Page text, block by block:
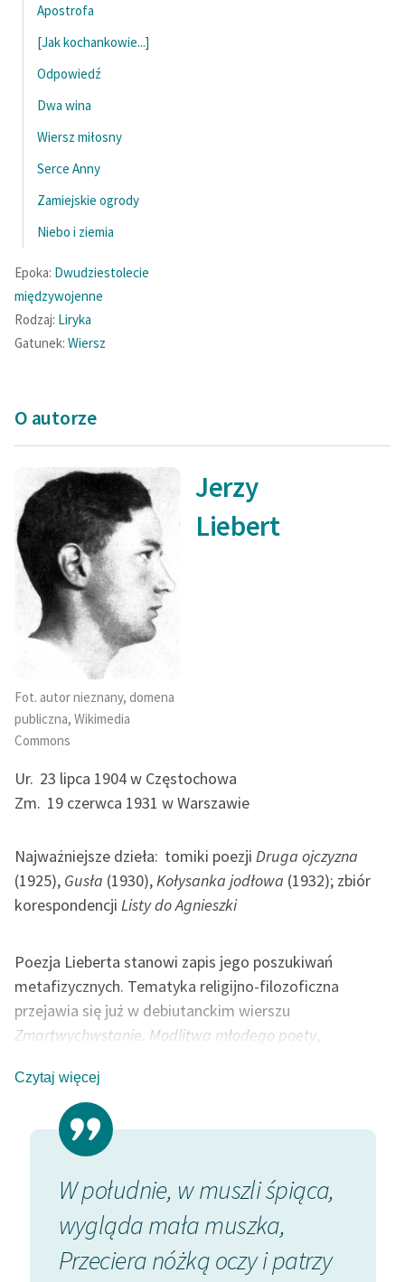
skandynawskiej literatury
feministycznej
Ręce pełne poezji
Kolekcje edukacyjne
twórców przechodzących
lektur szkolnych oraz
Starego Testamentu
Odkurzamy bohaterów
Szkoła Poezji Wolnych
Lektur
O nas
O projekcie
Zespół
Zasady wykorzystania
Wolnych Lektur
Logotypy
Materiały promocyjne
Polityka prywatności
Regulamin biblioteki
Dane fundacji i
sprawozdania finansowe
Regulamin darowizn
Informacja o treściach
Deklaracja dostępności
Apostrofa
[Jak kochankowie...]
Odpowiedź
Dwa wina
Wiersz miłosny
Serce Anny
Zamiejskie ogrody
Niebo i ziemia
Epoka: Dwudziestolecie
międzywojenne
Rodzaj: Liryka
Gatunek: Wiersz
O autorze
Fot. autor nieznany, domena
publiczna, Wikimedia
Commons
Jerzy
Liebert
Ur. 23 lipca 1904 w Częstochowa
Zm. 19 czerwca 1931 w Warszawie
Najważniejsze dzieła: tomiki poezjiDruga ojczyzna
(1925), Gusła (1930),Kołysanka jodłowa (1932); zbiór
korespondencji Listy do Agnieszki
Poezja Lieberta stanowi zapis jego poszukiwań
metafizycznych. Tematyka religijno-filozoficzna
przejawia się już w debiutanckim wierszu
Zmartwychwstanie. Modlitwa młodego poety
środowiskiem Skamandrytów, przyjaźnił się Liebert z
Jarosławem Iwaszkiewiczem, publikował w
Skamandrzei Wiadomościach literackich.
Ważną relacją była dla poety przyjaźń z Bronisławą
Wajngold, która przyjęła chrzest jako Agnieszka, a
następnie wstąpiła do zakonu franciszkanek. Za jej
przyczyną Liebert znalazł się w kręgu inteligencji
katolickiej, związanym z ośrodkiem zakonnym w
Czytaj więcej
W południe, w muszli śpiąca,
wygląda mała muszka,
Przeciera nóżką oczy i patrzy